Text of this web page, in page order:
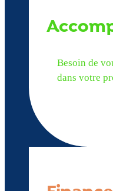
Besoin de
dans votre